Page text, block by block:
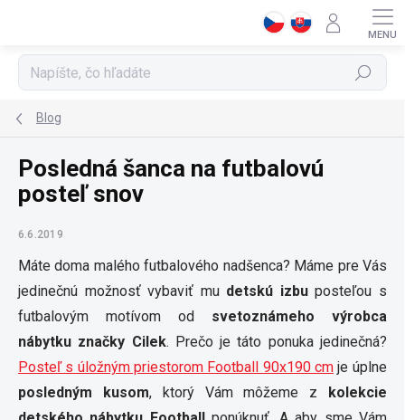
Hľadať
Blog
Posledná šanca na futbalovú
posteľ snov
6.6.2019
Máte doma malého futbalového nadšenca? Máme pre Vás
jedinečnú možnosť vybaviť mu detskú izbuposteľou s
futbalovým motívom od svetoznámeho výrobca
nábytku značky Cilek. Prečo je táto ponuka jedinečná?
Posteľ s úložným priestorom Football 90x190 cm je úplne
posledným kusom, ktorý Vám môžeme z kolekcie